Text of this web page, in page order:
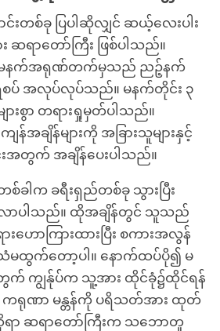
င်းတစ်ခု ပြပါဆိုလျှင် ဆယ့်‌လေးပါး
ဆရာတော်ကြီး ဖြစ်ပါသည်။
မနက်အရုဏ်တက်မှသည် ညဉ့်နက်
စပ် အလုပ်လုပ်သည်။ မနက်တိုင်း ၃
များစွာ တရားရှုမှတ်ပါသည်။
အချိန်များကို အခြားသူများနှင့်
းအတွက် အချိန်ပေးပါသည်။
ခါက ခရီးရှည်တစ်ခု သွားပြီး
လာပါသည်။ ထိုအချိန်တွင် သူသည်
ားဟောကြားထားပြီး စကားအလွန်
သံမထွက်တော့ပါ။ နောက်ထပ်ပို၍ မ
ကျွန်ုပ်က သူ့အား ထိုင်ခုံ၌ထိုင်ရန်
ကရုဏာ မန္တန်ကို ပရိသတ်အား ထုတ်
ရာ ဆရာတော်ကြီးက သဘောတူ